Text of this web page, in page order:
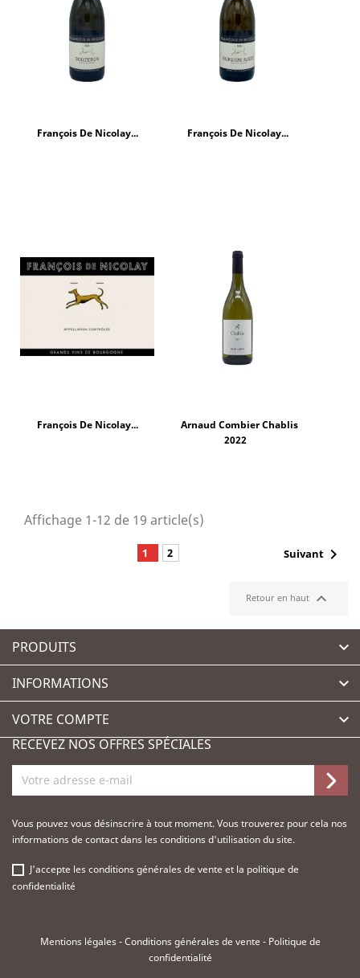
François De Nicolay... François De Nicolay...
François De Nicolay...
Arnaud Combier Chablis
2022
Affichage 1-12 de 19 article(s)
1 2 Suivant 
Retour en haut 
PRODUITS 
INFORMATIONS 
VOTRE COMPTE 
RECEVEZ NOS OFFRES SPÉCIALES
Vous pouvez vous désinscrire à tout moment. Vous trouverez pour cela nos
informations de contact dans les conditions d'utilisation du site.
J'accepte lesconditions générales de vente et la politique de
confidentialité
Mentions légales-Conditions générales de vente - Politique de
confidentialité